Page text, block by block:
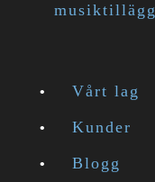
musiktillägg
Vårt lag
Kunder
Blogg